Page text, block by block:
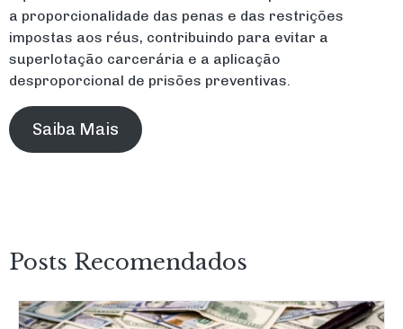
a proporcionalidade das penas e das restrições
impostas aos réus, contribuindo para evitar a
superlotação carcerária e a aplicação
desproporcional de prisões preventivas.
Saiba Mais
Posts Recomendados